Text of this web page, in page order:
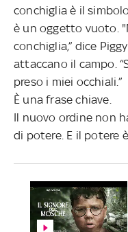
conchiglia è il
è un oggetto vuoto.
conchiglia,” dice
attaccano il campo.
preso i miei occhiali.”
È una frase chiave.
Il nuovo ordine non
di potere. E il potere